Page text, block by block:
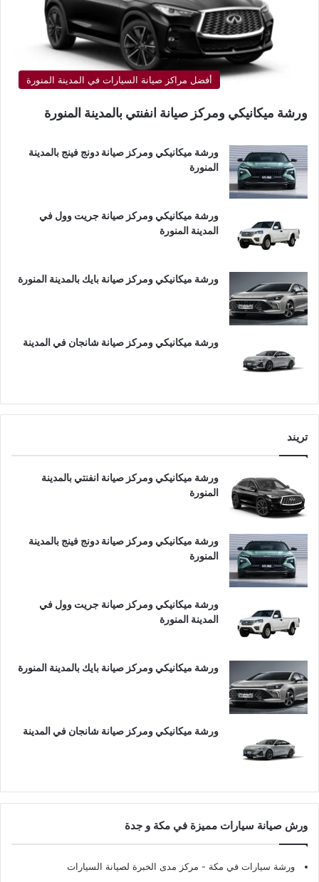
أفضل مراكز صيانة السيارات في المدينة المنورة
ورشة ميكانيكي ومركز صيانة انفنتي بالمدينة المنورة
ورشة ميكانيكي ومركز صيانة دونج فينج بالمدينة
المنورة
ورشة ميكانيكي ومركز صيانة جريت وول في
المدينة المنورة
ورشة ميكانيكي ومركز صيانة بايك بالمدينة المنورة
ورشة ميكانيكي ومركز صيانة شانجان في المدينة
تريند
ورشة ميكانيكي ومركز صيانة انفنتي بالمدينة
المنورة
ورشة ميكانيكي ومركز صيانة دونج فينج بالمدينة
المنورة
ورشة ميكانيكي ومركز صيانة جريت وول في
المدينة المنورة
ورشة ميكانيكي ومركز صيانة بايك بالمدينة المنورة
ورشة ميكانيكي ومركز صيانة شانجان في المدينة
ورش صيانة سيارات مميزة في مكة و جدة
ورشة سيارات في مكة - مركز مدى الخبرة لصيانة السيارات